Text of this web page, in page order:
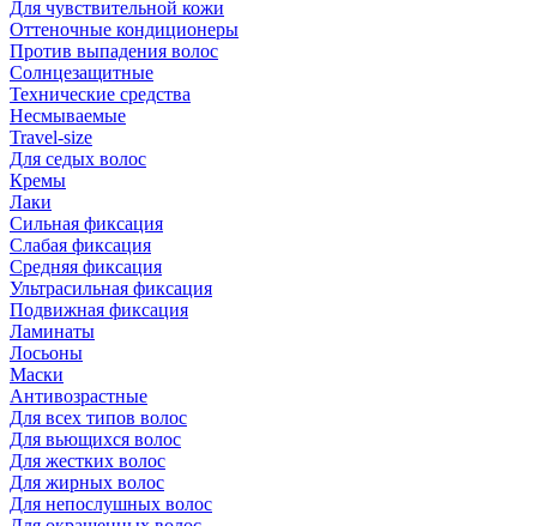
Для чувствительной кожи
Оттеночные кондиционеры
Против выпадения волос
Солнцезащитные
Технические средства
Несмываемые
Travel-size
Для седых волос
Кремы
Лаки
Сильная фиксация
Слабая фиксация
Средняя фиксация
Ультрасильная фиксация
Подвижная фиксация
Ламинаты
Лосьоны
Маски
Антивозрастные
Для всех типов волос
Для вьющихся волос
Для жестких волос
Для жирных волос
Для непослушных волос